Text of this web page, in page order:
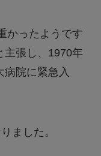
かったようです
主張し、1970年
病院に緊急入
ました。